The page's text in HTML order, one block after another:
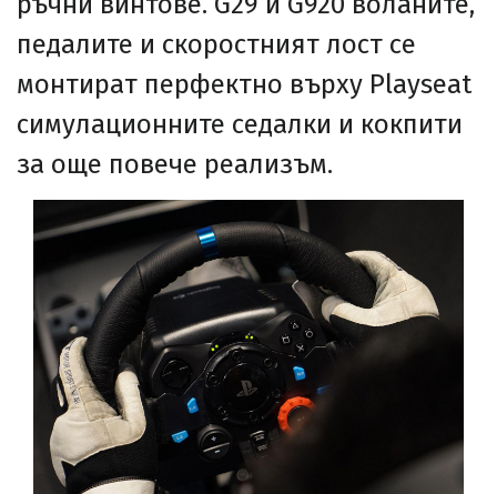
педалите и скоростният лост се
монтират перфектно върху Playseat
симулационните седалки и кокпити
за още повече реализъм.